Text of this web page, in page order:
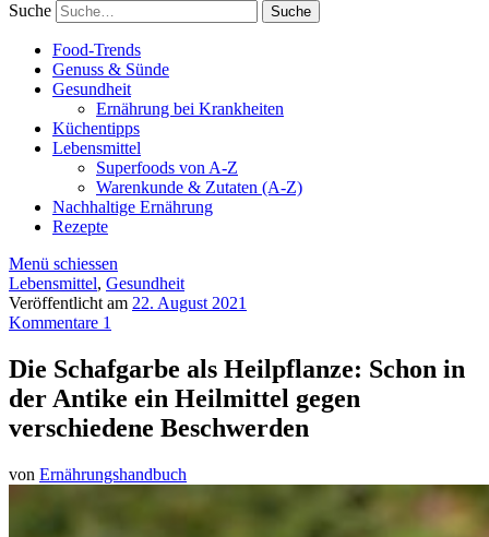
Suche
Food-Trends
Genuss & Sünde
Gesundheit
Ernährung bei Krankheiten
Küchentipps
Lebensmittel
Superfoods von A-Z
Warenkunde & Zutaten (A-Z)
Nachhaltige Ernährung
Rezepte
Menü schiessen
Lebensmittel, Gesundheit
Veröffentlicht am 22. August 2021
Kommentare 1
Die Schafgarbe als Heilpflanze: Schon in
der Antike ein Heilmittel gegen
verschiedene Beschwerden
von Ernährungshandbuch